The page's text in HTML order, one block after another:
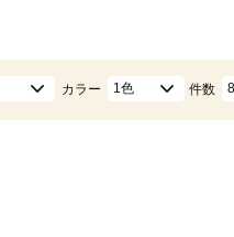
カラー 1色 件数